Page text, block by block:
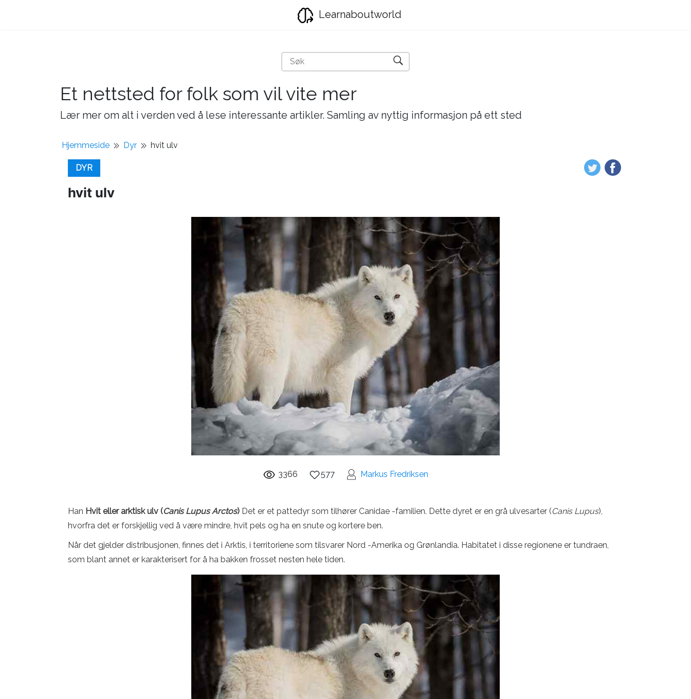
Learnaboutworld
Et nettsted for folk som vil vite mer
Lær mer om alt i verden ved å lese interessante artikler. Samling av nyttig informasjon på ett sted
Hjemmeside Dyr hvit ulv
DYR
hvit ulv
3366 577 Markus Fredriksen
Han Hvit eller arktisk ulv (Canis Lupus Arctos) Det er et pattedyr som tilhører Canidae -familien. Dette dyret er en grå ulvesarter (Canis Lupus),
hvorfra det er forskjellig ved å være mindre, hvit pels og ha en snute og kortere ben.
Når det gjelder distribusjonen, finnes det i Arktis, i territoriene som tilsvarer Nord -Amerika og Grønlandia. Habitatet i disse regionene er tundraen,
som blant annet er karakterisert for å ha bakken frosset nesten hele tiden.